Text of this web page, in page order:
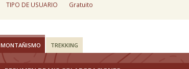
TIPO DE USUARIO
Gratuito
MONTAÑISMO TREKKING